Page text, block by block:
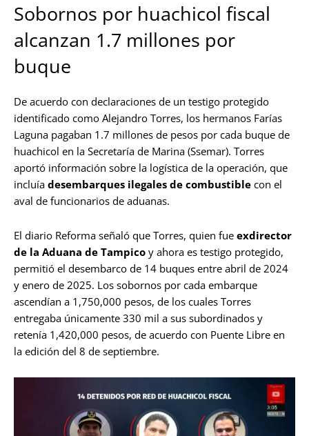
Sobornos por huachicol fiscal
alcanzan 1.7 millones por
buque
De acuerdo con declaraciones de un testigo protegido
identificado como Alejandro Torres, los hermanos Farías
Laguna pagaban 1.7 millones de pesos por cada buque de
huachicol en la Secretaría de Marina (Ssemar). Torres
aportó información sobre la logística de la operación, que
incluía desembarques ilegales de combustible con el
aval de funcionarios de aduanas.
El diario Reforma señaló que Torres, quien fue exdirector
de la Aduana de Tampico y ahora es testigo protegido,
permitió el desembarco de 14 buques entre abril de 2024
y enero de 2025. Los sobornos por cada embarque
ascendían a 1,750,000 pesos, de los cuales Torres
entregaba únicamente 330 mil a sus subordinados y
retenía 1,420,000 pesos, de acuerdo con Puente Libre en
la edición del 8 de septiembre.